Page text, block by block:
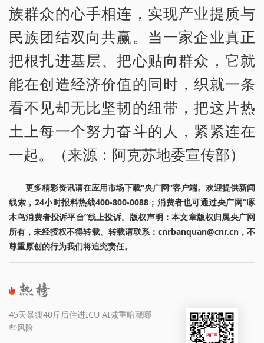
族群众的心手相连，实现产业提质与
民族团结双向共赢。当一家企业真正
把根扎进基层、把心贴向群众，它就
能在创造经济价值的同时，织就一条
看不见却无比坚韧的纽带，把这片热
土上每一个努力奋斗的人，紧紧连在
一起。（来源：阿克苏地委宣传部）
更多精彩资讯请在应用市场下载“央广网”客户端。欢迎提供新闻
线索，24小时报料热线400-800-0088；消费者也可通过央广网“啄
木鸟消费者投诉平台”线上投诉。版权声明：本文章版权归属央广网
所有，未经授权不得转载。转载请联系：cnrbanquan@cnr.cn，不
尊重原创的行为我们将追究责任。
45天暴瘦40斤后住进ICU AI减重暗藏哪
些风险